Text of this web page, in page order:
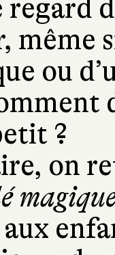
regard
même
ou
?
on